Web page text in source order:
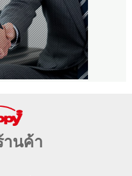
นค้า